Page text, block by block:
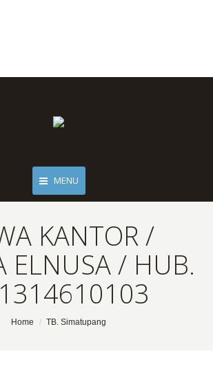
MENU
KANTOR /
ELNUSA / HUB.
Home TB. Simatupang